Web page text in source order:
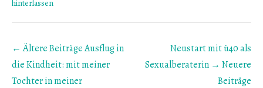
hinterlassen
Beitrags
Übersicht
← Ältere BeiträgeAusflug in
die Kindheit: mit meiner
Tochter in meiner
Neustart mit ü40 als
Sexualberaterin → Neuere
Beiträge